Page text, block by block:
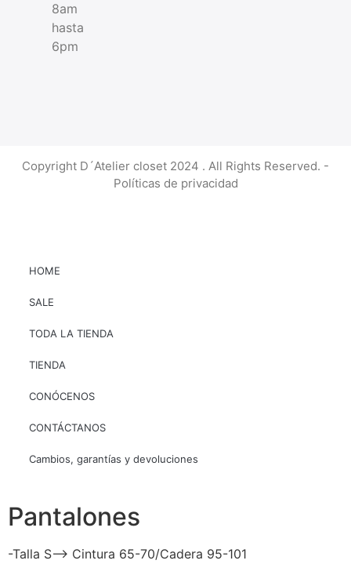
8am
hasta
6pm
Copyright D´Atelier closet 2024 . All Rights Reserved. -
Políticas de privacidad
HOME
SALE
TODA LA TIENDA
TIENDA
CONÓCENOS
CONTÁCTANOS
Cambios, garantías y devoluciones
Pantalones
-Talla S–> Cintura 65-70/Cadera 95-101